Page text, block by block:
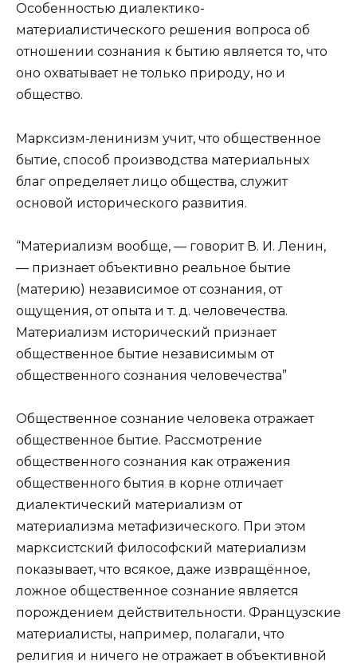
Особенностью диалектико-
материалистического решения вопроса об
отношении сознания к бытию является то, что
оно охватывает не только природу, но и
общество.
Марксизм-ленинизм учит, что общественное
бытие, способ производства материальных
благ определяет лицо общества, служит
основой исторического развития.
“Материализм вообще, — говорит В. И. Ленин,
— признает объективно реальное бытие
(материю) независимое от сознания, от
ощущения, от опыта и т. д. человечества.
Материализм исторический признает
общественное бытие независимым от
общественного сознания человечества”
Общественное сознание человека отражает
общественное бытие. Рассмотрение
общественного сознания как отражения
общественного бытия в корне отличает
диалектический материализм от
материализма метафизического. При этом
марксистский философский материализм
показывает, что всякое, даже извращённое,
ложное общественное сознание является
порождением действительности. Французские
материалисты, например, полагали, что
религия и ничего не отражает в объективной